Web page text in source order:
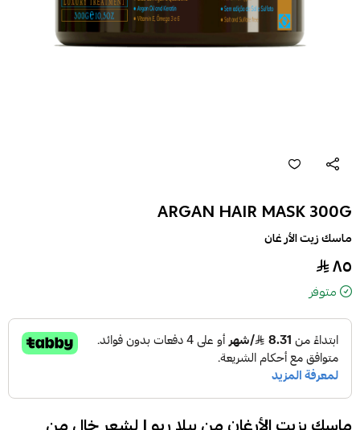
ARGAN HAIR MASK 300G
ماسك زيت الأر غان
٨٥
متوفر